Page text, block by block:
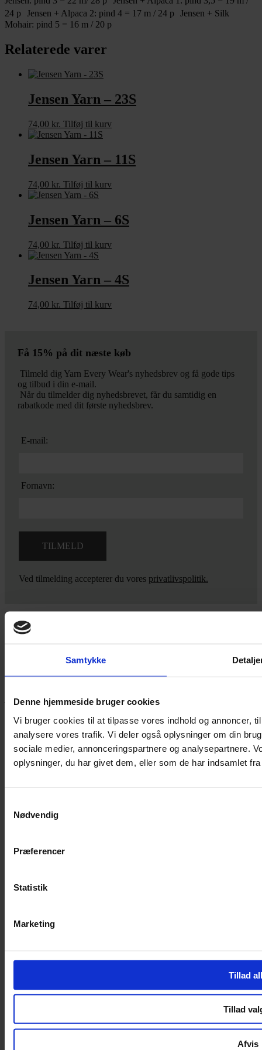
Samtykke
Denne hjemmeside bruger cookies
Vi bruger cookies til at tilpasse vores indhold og annoncer,
analysere vores trafik. Vi deler også oplysninger om din
sociale medier, annonceringspartnere og analysepartnere.
oplysninger, du har givet dem, eller som de har indsamlet
Nødvendig
Præferencer
Statistik
Marketing
Tillad
Tillad
Afvis
24 p Jensen + Alpaca 2: pind 4 = 17 m / 24 p Jensen + Silk
Mohair: pind 5 = 16 m / 20 p
Relaterede varer
Jensen Yarn – 23S
74,00 kr. Tilføj til kurv
Jensen Yarn – 11S
74,00 kr. Tilføj til kurv
Jensen Yarn – 6S
74,00 kr. Tilføj til kurv
Jensen Yarn – 4S
74,00 kr. Tilføj til kurv
Få 15% på dit næste køb
Tilmeld dig Yarn Every Wear's nyhedsbrev og få gode tips
og tilbud i din e-mail.
Når du tilmelder dig nyhedsbrevet, får du samtidig en
rabatkode med dit første nyhedsbrev.
E-mail:
Fornavn:
Ved tilmelding accepterer du vores privatlivspolitik.
Yarn Every Wear
Hvis du bøvler med noget eller ønsker ny inspiration, så skriv til
jeg dig på vej.
Vestergade 12 6270, Tønder
60 51 96 50
post@yarneverywear.dk
CVR 43041649
Facebook-f
Instagram
Handelsbetingelser
Handelsbetingelser
Om Yarn Every Wear
Mandag – Fredag 10:00 – 17:30
Copyright © 2022.Design & hosting by Webhuset Ballum ApS